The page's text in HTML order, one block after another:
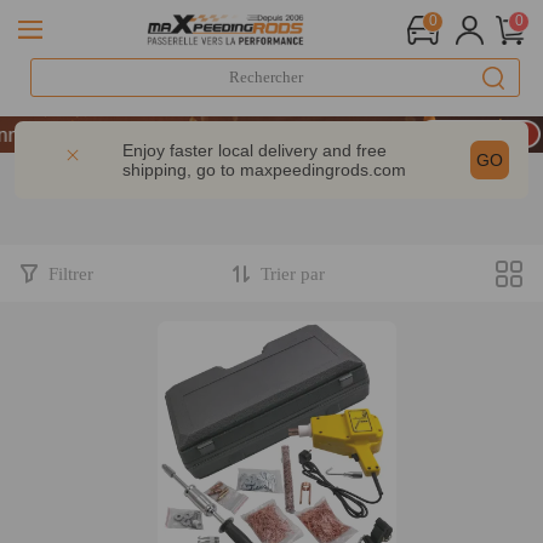
0 0
LIVRAISON GRATUITE À DOMICILE - FR
: -9% | CODE : MXR20TH
200 € – CODE : WELCOME
Enjoy faster local delivery and free
shipping, go to maxpeedingrods.com GO
Filtrer Trier par